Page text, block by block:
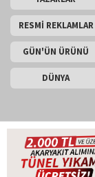
RESMİ REKLAMLAR
GÜN'ÜN ÜRÜNÜ
DÜNYA